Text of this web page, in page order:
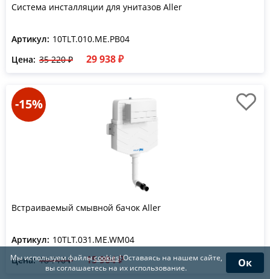
Система инсталляции для унитазов Aller
Артикул: 10TLT.010.ME.PB04
Цена: 35 220 ₽ 29 938 ₽
-15%
Встраиваемый смывной бачок Aller
Артикул: 10TLT.031.ME.WM04
Цена: 18 710 ₽ 15 904 ₽
Мы используем файлыcookies! Оставаясь на нашем сайте,
вы соглашаетесь на их использование.
Ок